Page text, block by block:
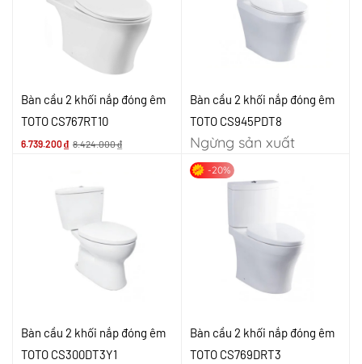
Bàn cầu 2 khối nắp đóng êm
TOTO CS767RT10
6.739.200₫ 8.424.000₫
Bàn cầu 2 khối nắp đóng êm
TOTO CS945PDT8
Ngừng sản xuất
Bàn cầu 2 khối nắp đóng êm
TOTO CS300DT3Y1
-20%
Bàn cầu 2 khối nắp đóng êm
TOTO CS769DRT3